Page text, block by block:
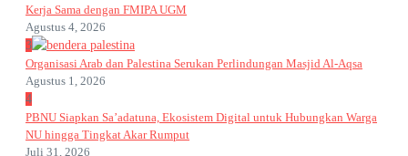
Kerja Sama dengan FMIPA UGM
Agustus 4, 2026
3
Organisasi Arab dan Palestina Serukan Perlindungan Masjid Al-Aqsa
Agustus 1, 2026
4
PBNU Siapkan Sa’adatuna, Ekosistem Digital untuk Hubungkan Warga
NU hingga Tingkat Akar Rumput
Juli 31, 2026